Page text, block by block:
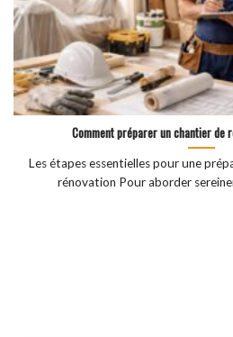
Comment préparer un chantier de
Les étapes essentielles pour une
rénovation Pour aborder